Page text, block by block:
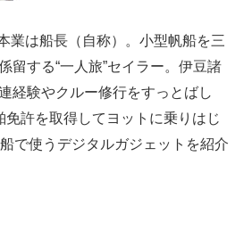
業は船長（自称）。小型帆船を三
留する“一人旅”セイラー。伊豆諸
経験やクルー修行をすっとばし
免許を取得してヨットに乗りはじ
で使うデジタルガジェットを紹介